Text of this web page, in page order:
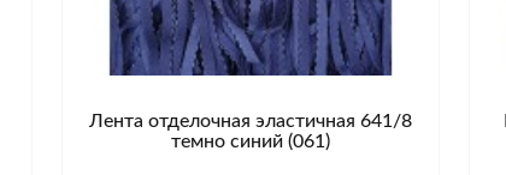
Лента отделочная эластичная 641/8
темно синий (061)